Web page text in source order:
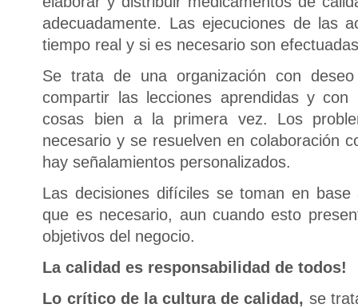
adecuadamente. Las ejecuciones de las
tiempo real y si es necesario son
Se trata de una organización con
compartir las lecciones aprendidas y
cosas bien a la primera vez. Los
necesario y se resuelven en colaboración
hay señalamientos personalizados.
Las decisiones difíciles se toman en
que es necesario, aun cuando esto
objetivos del negocio.
La calidad es responsabilidad de todos!
Lo crítico de la cultura de calidad, se